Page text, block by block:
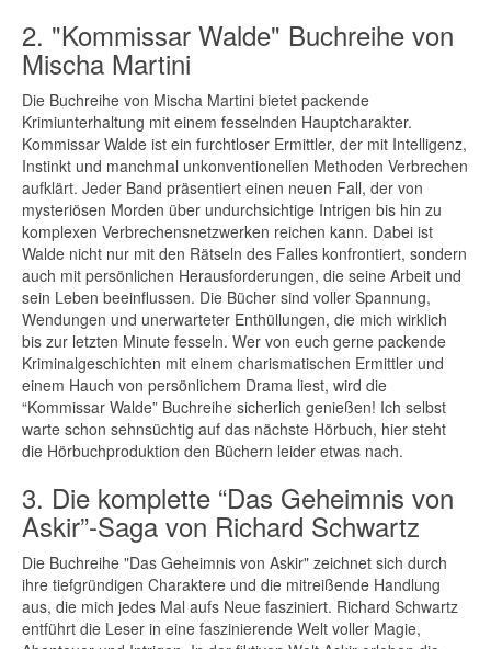
2. "Kommissar Walde" Buchreihe von
Mischa Martini
Die Buchreihe von Mischa Martini bietet packende
Krimiunterhaltung mit einem fesselnden Hauptcharakter.
Kommissar Walde ist ein furchtloser Ermittler, der mit Intelligenz,
Instinkt und manchmal unkonventionellen Methoden Verbrechen
aufklärt. Jeder Band präsentiert einen neuen Fall, der von
mysteriösen Morden über undurchsichtige Intrigen bis hin zu
komplexen Verbrechensnetzwerken reichen kann. Dabei ist
Walde nicht nur mit den Rätseln des Falles konfrontiert, sondern
auch mit persönlichen Herausforderungen, die seine Arbeit und
sein Leben beeinflussen. Die Bücher sind voller Spannung,
Wendungen und unerwarteter Enthüllungen, die mich wirklich
bis zur letzten Minute fesseln. Wer von euch gerne packende
Kriminalgeschichten mit einem charismatischen Ermittler und
einem Hauch von persönlichem Drama liest, wird die
“Kommissar Walde” Buchreihe sicherlich genießen! Ich selbst
warte schon sehnsüchtig auf das nächste Hörbuch, hier steht
die Hörbuchproduktion den Büchern leider etwas nach.
3. Die komplette “Das Geheimnis von
Askir”-Saga von Richard Schwartz
Die Buchreihe "Das Geheimnis von Askir" zeichnet sich durch
ihre tiefgründigen Charaktere und die mitreißende Handlung
aus, die mich jedes Mal aufs Neue fasziniert. Richard Schwartz
entführt die Leser in eine faszinierende Welt voller Magie,